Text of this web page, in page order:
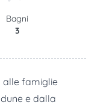
Bagni
3
alle famiglie
e dalla